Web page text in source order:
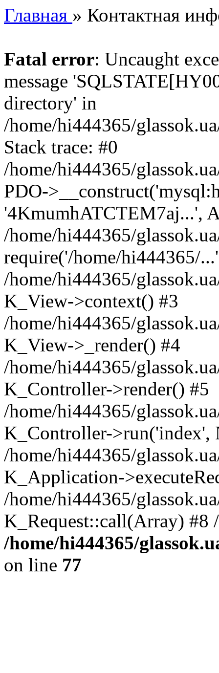
Главная » Контактная
Fatal error: Uncaught
message
directory' in
/home/hi444365/
Stack trace: #0
/home/hi444365/
PDO-
'4KmumhATCTEM7aj...',
/home/hi444365/
require('/home/hi444365/
/home/hi444365/
K_View->context() #3
/home/hi444365/
K_View->_render() #4
/home/hi444365/
K_Controller->render() #5
/home/hi444365/
K_Controller->run('index',
/home/hi444365/
K_Application-
/home/hi444365/
K_Request::call(Array) #8
/home/hi444365/
on line 77